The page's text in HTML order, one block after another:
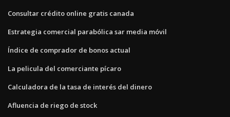
Consultar crédito online gratis canada
Estrategia comercial parabólica sar media móvil
Índice de comprador de bonos actual
La pelicula del comerciante pícaro
Calculadora de la tasa de interés del dinero
Afluencia de riego de stock